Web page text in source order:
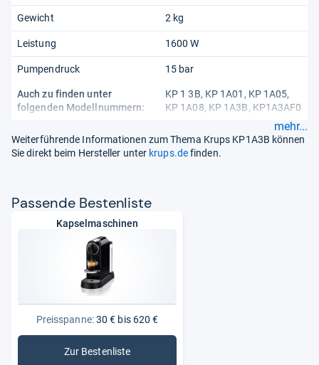
Gewicht 2 kg
Leistung 1600 W
Pumpendruck 15 bar
Auch zu finden unter
folgenden Modellnummern:
KP 1 3B, KP 1A01, KP 1A05,
KP 1A08, KP 1A3B, KP1A3AF0
mehr...
Weiterführende Informationen zum Thema Krups KP1A3B können
Sie direkt beim Hersteller unter krups.definden.
Pas­sende Bes­ten­liste
Kapselmaschinen
Preisspanne:30 € bis 620 €
Zur Bestenliste: Kapselmaschinen